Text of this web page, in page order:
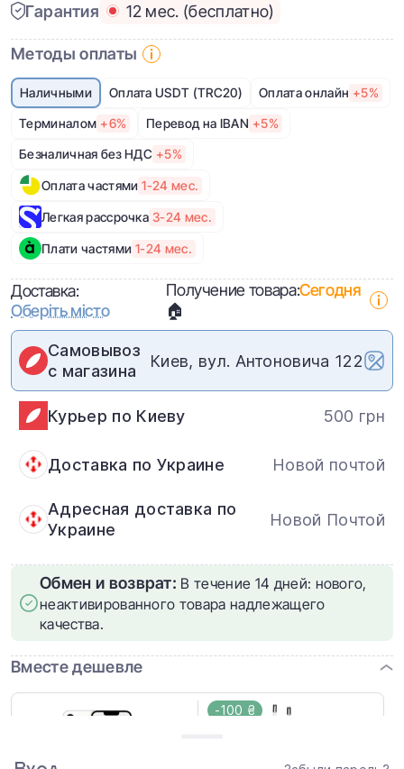
Гарантия 12 мес. (бесплатно)
Методы оплаты
Наличными Оплата USDT (TRC20) Оплата онлайн +5%
Терминалом +6% Перевод на IBAN +5%
Безналичная без НДС +5%
Оплата частями 1-24 мес.
Легкая рассрочка 3-24 мес.
Плати частями 1-24 мес.
Доставка:
Оберіть місто
Получение товара:Сегодня
🏠
Самовывоз
с магазина
Киев, вул. Антоновича 122
Курьер по Киеву 500 грн
Доставка по Украине Новой почтой
Адресная доставка по
Украине
Новой Почтой
Обмен и возврат: В течение 14 дней: нового,
неактивированного товара надлежащего
качества.
Вместе дешевле
-100 ₴